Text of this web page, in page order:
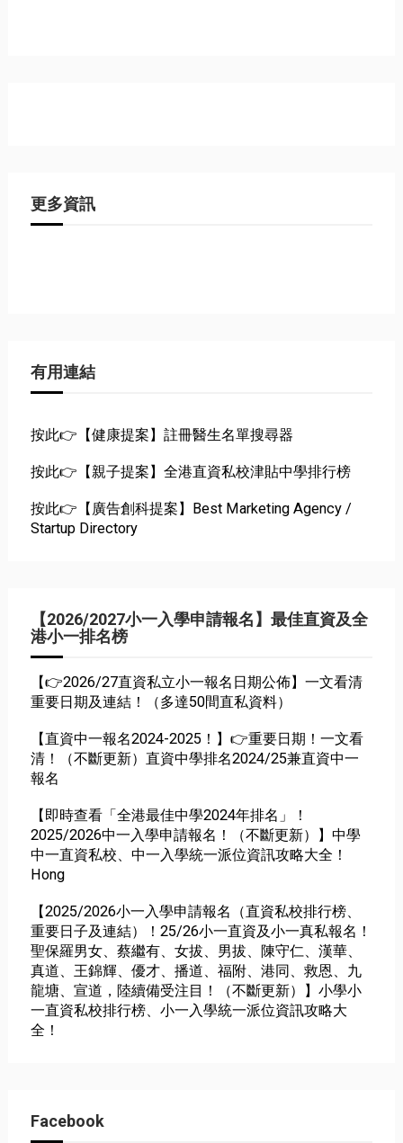
更多資訊
有用連結
按此👉【健康提案】註冊醫生名單搜尋器
按此👉【親子提案】全港直資私校津貼中學排行榜
按此👉【廣告創科提案】Best Marketing Agency /
Startup Directory
【2026/2027小一入學申請報名】最佳直資及全
港小一排名榜
【👉2026/27直資私立小一報名日期公佈】一文看清
重要日期及連結！（多達50間直私資料）
【直資中一報名2024-2025！】👉重要日期！一文看
清！（不斷更新）直資中學排名2024/25兼直資中一
報名
【即時查看「全港最佳中學2024年排名」！
2025/2026中一入學申請報名！（不斷更新）】中學
中一直資私校、中一入學統一派位資訊攻略大全！
Hong
【2025/2026小一入學申請報名（直資私校排行榜、
重要日子及連結）！25/26小一直資及小一真私報名！
聖保羅男女、蔡繼有、女拔、男拔、陳守仁、漢華、
真道、王錦輝、優才、播道、福附、港同、救恩、九
龍塘、宣道，陸續備受注目！（不斷更新）】小學小
一直資私校排行榜、小一入學統一派位資訊攻略大
全！
Facebook